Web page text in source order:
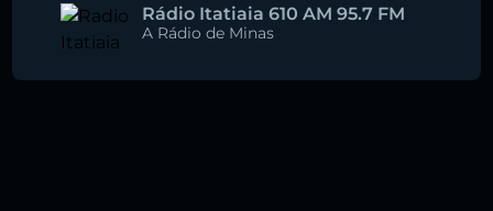
Rádio Itatiaia 610 AM 95.7 FM
A Rádio de Minas